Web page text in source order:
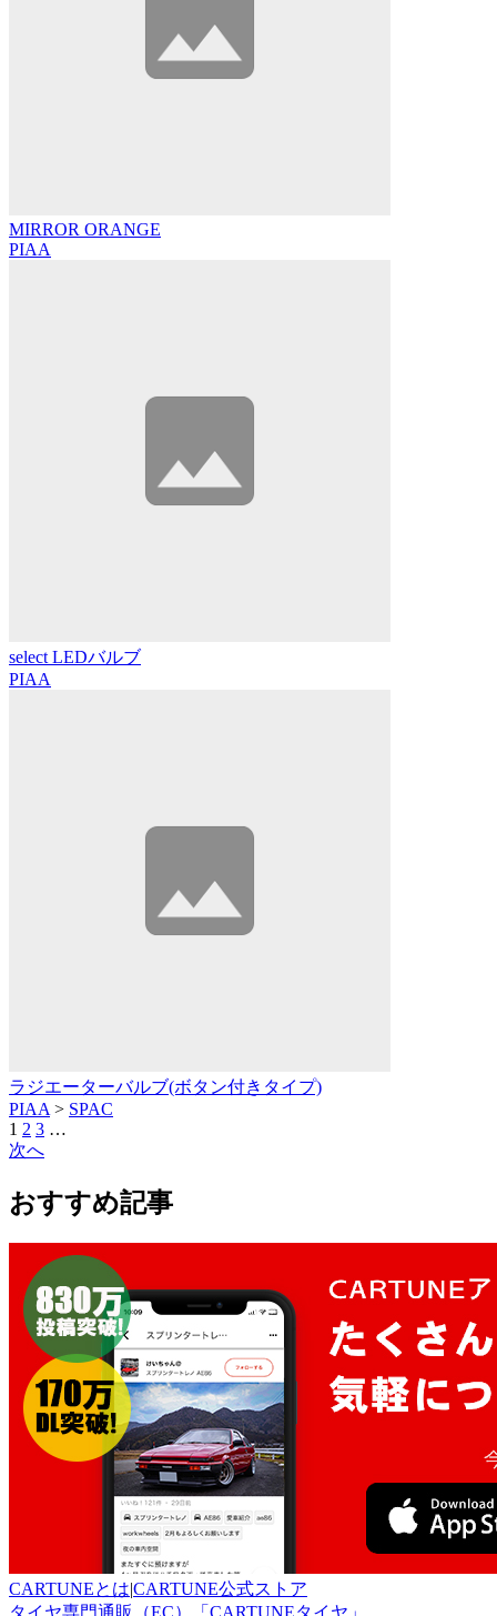
MIRROR ORANGE
PIAA
select LEDバルブ
PIAA
ラジエーターバルブ(ボタン付きタイプ)
PIAA > SPAC
1 2 3 …
次へ
おすすめ記事
CARTUNEとは|CARTUNE公式ストア